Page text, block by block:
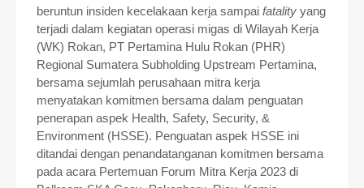
beruntun insiden kecelakaan kerja sampai fatality yang
terjadi dalam kegiatan operasi migas di Wilayah Kerja
(WK) Rokan, PT Pertamina Hulu Rokan (PHR)
Regional Sumatera Subholding Upstream Pertamina,
bersama sejumlah perusahaan mitra kerja
menyatakan komitmen bersama dalam penguatan
penerapan aspek Health, Safety, Security, &
Environment (HSSE). Penguatan aspek HSSE ini
ditandai dengan penandatanganan komitmen bersama
pada acara Pertemuan Forum Mitra Kerja 2023 di